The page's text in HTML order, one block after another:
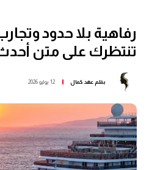
رفاهية بلا حدود
تنتظرك على متن
بقلم عهد كمال 12 يوليو 2026